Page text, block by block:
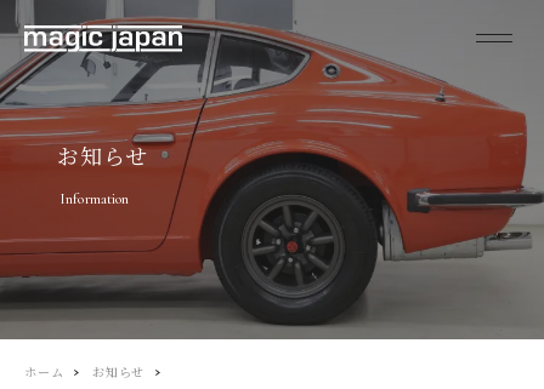
お知らせ
Information
ホーム
お知らせ